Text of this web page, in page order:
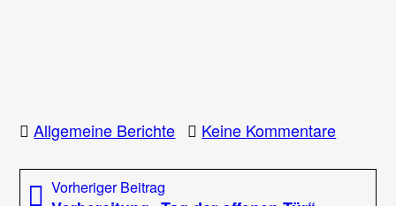
Allgemeine Berichte Keine Kommentarezu
der
Beitragsnavigation
Vorheriger Beitrag